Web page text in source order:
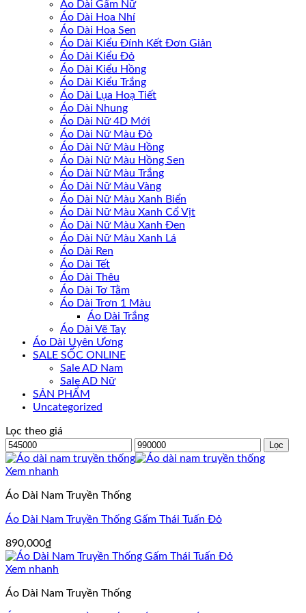
Áo Dài Gấm Nữ
Áo Dài Hoa Nhí
Áo Dài Hoa Sen
Áo Dài Kiểu Đính Kết Đơn Giản
Áo Dài Kiểu Đỏ
Áo Dài Kiểu Hồng
Áo Dài Kiểu Trắng
Áo Dài Lụa Hoạ Tiết
Áo Dài Nhung
Áo Dài Nữ 4D Mới
Áo Dài Nữ Màu Đỏ
Áo Dài Nữ Màu Hồng
Áo Dài Nữ Màu Hồng Sen
Áo Dài Nữ Màu Trắng
Áo Dài Nữ Màu Vàng
Áo Dài Nữ Màu Xanh Biển
Áo Dài Nữ Màu Xanh Cổ Vịt
Áo Dài Nữ Màu Xanh Đen
Áo Dài Nữ Màu Xanh Lá
Áo Dài Ren
Áo Dài Tết
Áo Dài Thêu
Áo Dài Tơ Tằm
Áo Dài Trơn 1 Màu
Áo Dài Trắng
Áo Dài Vẽ Tay
Áo Dài Uyên Ương
SALE SỐC ONLINE
Sale AD Nam
Sale AD Nữ
SẢN PHẨM
Uncategorized
Lọc theo giá
Giá
tối
thiểu
Giá
tối
Lọc
Xem nhanh
Áo Dài Nam Truyền Thống
Áo Dài Nam Truyền Thống Gấm Thái Tuấn Đỏ
890,000₫
Xem nhanh
Áo Dài Nam Truyền Thống